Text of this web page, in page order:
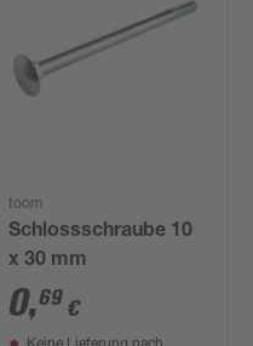
toom
Schlossschraube 10
x 30 mm
0,69 €